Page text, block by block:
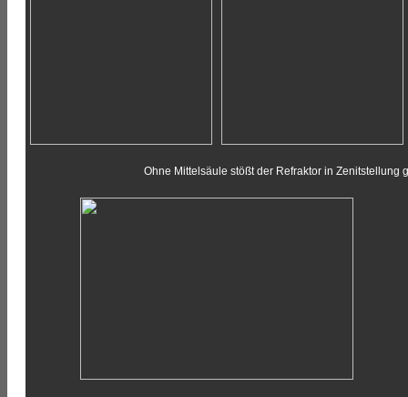
Ohne Mittelsäule stößt der Refraktor in Zenitstellung